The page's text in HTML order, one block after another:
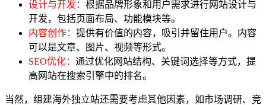
设计与开发： 根据品牌形象和用户需求进行网站设计与
开发，包括页面布局、功能模块等。
内容创作： 提供有价值的内容，吸引并留住用户。内容
可以是文章、图片、视频等形式。
SEO优化： 通过优化网站结构、关键词选择等方式，提
高网站在搜索引擎中的排名。
当然，组建海外独立站还需要考虑其他因素，如市场调研、竞